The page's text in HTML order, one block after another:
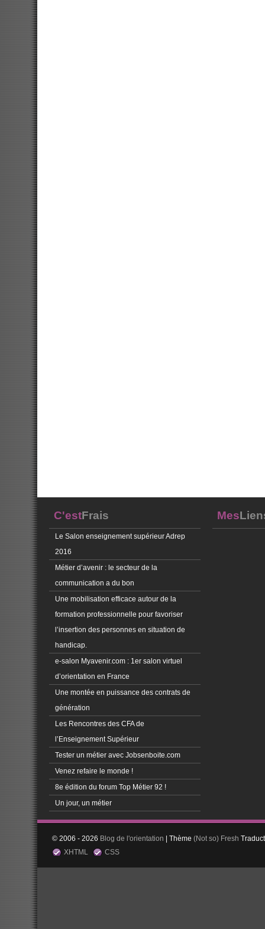
C'estFrais
Le Salon enseignement supérieur Adrep
2016
Métier d’avenir : le secteur de la
communication a du bon
Une mobilisation efficace autour de la
formation professionnelle pour favoriser
l’insertion des personnes en situation de
handicap.
e-salon Myavenir.com : 1er salon virtuel
d’orientation en France
Une montée en puissance des contrats de
génération
Les Rencontres des CFA de
l’Enseignement Supérieur
Tester un métier avec Jobsenboite.com
Venez refaire le monde !
8e édition du forum Top Métier 92 !
Un jour, un métier
Mes
© 2006 - 2026 Blog de l'orientation | Thème (Not so) Fresh
XHTML
CSS